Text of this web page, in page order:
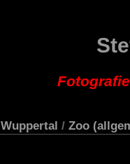
Wuppertal / Zoo